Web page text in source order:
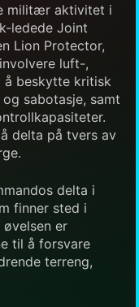
militær aktivitet i
ledede Joint
Lion Protector,
luft-,
å beskytte kritisk
sabotasje, samt
delta på tvers av
delta i
finner sted i
øvelsen er
til å forsvare
terreng,